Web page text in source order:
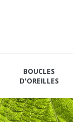
BOUCLES
D'OREILLES